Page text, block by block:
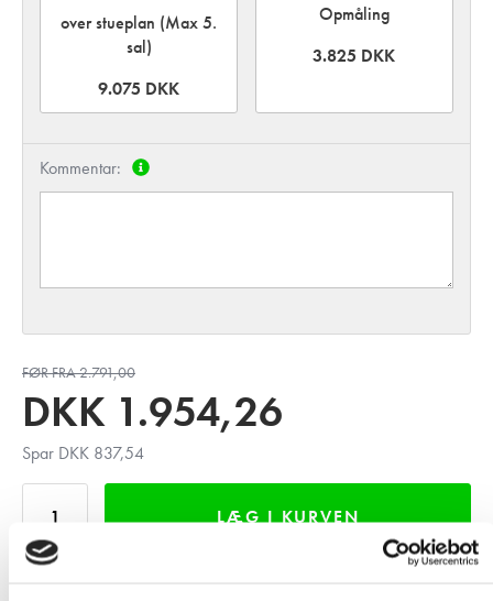
over stueplan (Max 5.
sal)
9.075 DKK
Opmåling
3.825 DKK
Kommentar:
FØR FRA 2.791,00
DKK 1.954,26
Spar DKK 837,54
LÆG I KURVEN